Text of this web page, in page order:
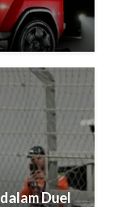
Duel